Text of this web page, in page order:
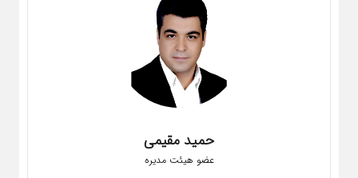
حمید مقیمی
عضو هیئت مدیره